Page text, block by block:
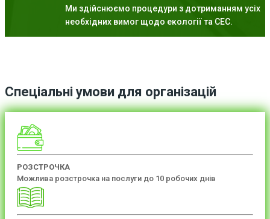
Ми здійснюємо процедури з дотриманням усіх
необхідних вимог щодо екології та СЕС.
Спеціальні умови для організацій
РОЗСТРОЧКА
Можлива розстрочка на послуги до 10 робочих днів